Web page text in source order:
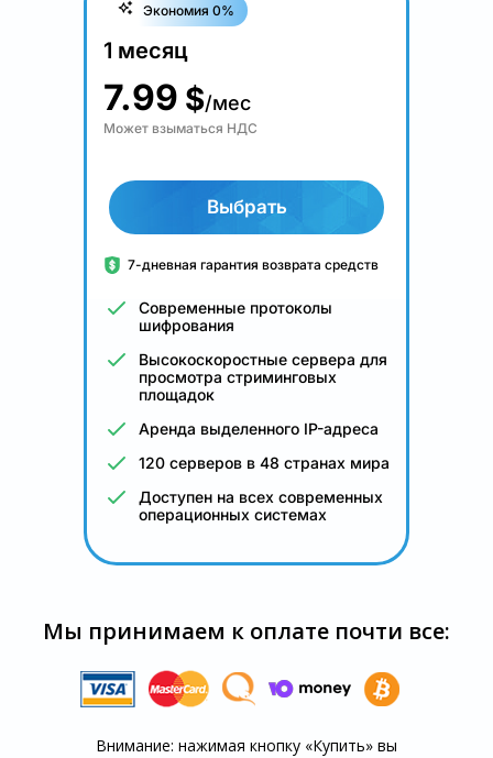
Экономия 0%
1 месяц
7.99 $/мес
Может взыматься НДС
Выбрать
7-дневная гарантия возврата средств
Современные протоколы
шифрования
Высокоскоростные сервера для
просмотра стриминговых
площадок
Аренда выделенного IP-адреса
120 серверов в 48 странах мира
Доступен на всех современных
операционных системах
Мы принимаем к оплате почти все:
Внимание: нажимая кнопку «Купить» вы